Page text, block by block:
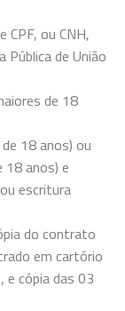
CPF, ou CNH,
de União
de 18
18 anos) ou
18 anos) e
escritura
do contrato
em cartório
e cópia das 03